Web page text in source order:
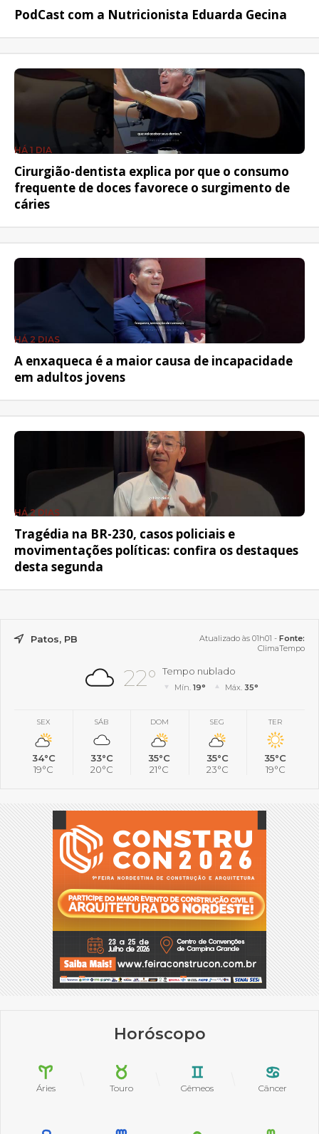
PodCast com a Nutricionista Eduarda Gecina
HÁ 1 DIA
Cirurgião-dentista explica por que o consumo
frequente de doces favorece o surgimento de
cáries
HÁ 2 DIAS
A enxaqueca é a maior causa de incapacidade
em adultos jovens
HÁ 2 DIAS
Tragédia na BR-230, casos policiais e
movimentações políticas: confira os destaques
desta segunda
Patos, PB Atualizado às 01h01 - Fonte:
ClimaTempo
22° Tempo nublado
Mín.19° Máx. 35°
SEX
34°C
19°C
SÁB
33°C
20°C
DOM
35°C
21°C
SEG
35°C
23°C
TER
35°C
19°C
Horóscopo
Áries Touro Gêmeos Câncer